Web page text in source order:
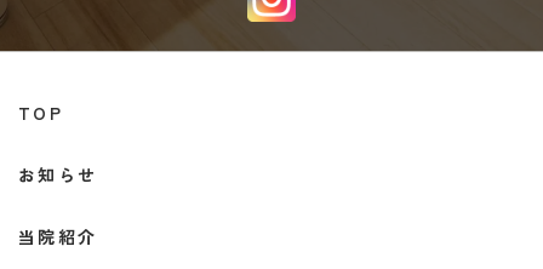
TOP
お知らせ
当院紹介